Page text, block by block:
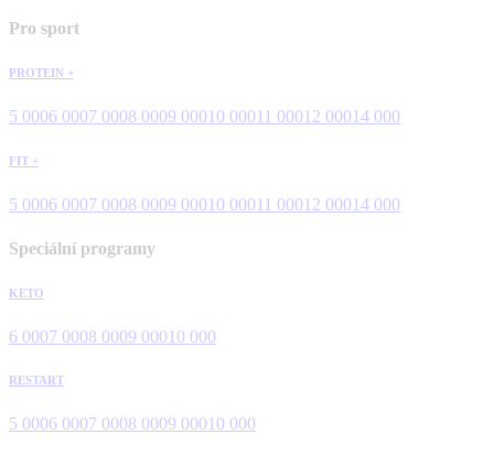
Pro sport
PROTEIN +
5 0006 0007 0008 0009 00010 00011 00012 00014 000
FIT +
5 0006 0007 0008 0009 00010 00011 00012 00014 000
Speciální programy
KETO
6 0007 0008 0009 00010 000
RESTART
5 0006 0007 0008 0009 00010 000